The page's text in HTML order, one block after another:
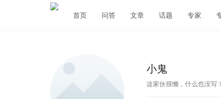
首页 问答 文章 话题 专家
小鬼
这家伙很懒，什么也没写！